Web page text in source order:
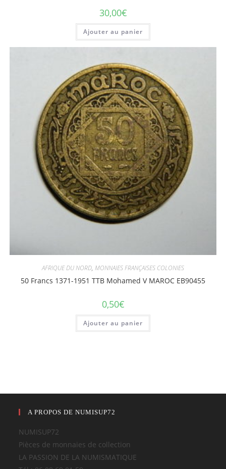
30,00€
Ajouter au panier
AFRIQUE DU NORD, MONNAIES FRANÇAISES COLONIES
50 Francs 1371-1951 TTB Mohamed V MAROC EB90455
0,50€
Ajouter au panier
A PROPOS DE NUMISUP72
NUMISUP72
Pièces de monnaies de collection
LA PASSION DE LA NUMISMATIQUE